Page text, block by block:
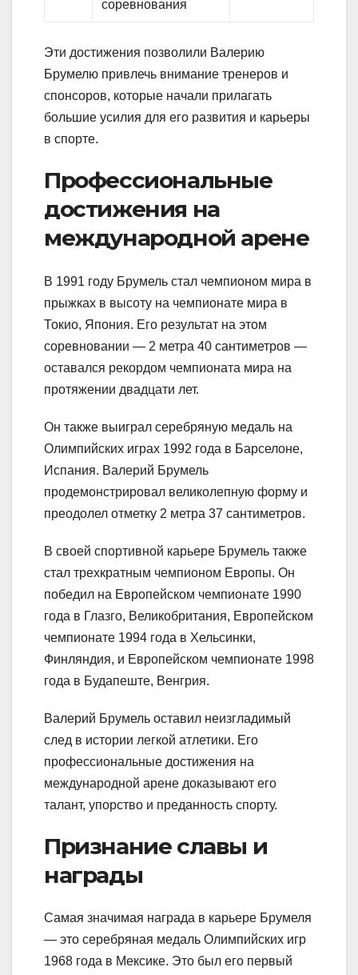
соревнования
Эти достижения позволили Валерию
Брумелю привлечь внимание тренеров и
спонсоров, которые начали прилагать
большие усилия для его развития и карьеры
в спорте.
Профессиональные
достижения на
международной арене
В 1991 году Брумель стал чемпионом мира в
прыжках в высоту на чемпионате мира в
Токио, Япония. Его результат на этом
соревновании — 2 метра 40 сантиметров —
оставался рекордом чемпионата мира на
протяжении двадцати лет.
Он также выиграл серебряную медаль на
Олимпийских играх 1992 года в Барселоне,
Испания. Валерий Брумель
продемонстрировал великолепную форму и
преодолел отметку 2 метра 37 сантиметров.
В своей спортивной карьере Брумель также
стал трехкратным чемпионом Европы. Он
победил на Европейском чемпионате 1990
года в Глазго, Великобритания, Европейском
чемпионате 1994 года в Хельсинки,
Финляндия, и Европейском чемпионате 1998
года в Будапеште, Венгрия.
Валерий Брумель оставил неизгладимый
след в истории легкой атлетики. Его
профессиональные достижения на
международной арене доказывают его
талант, упорство и преданность спорту.
Признание славы и
награды
Самая значимая награда в карьере Брумеля
— это серебряная медаль Олимпийских игр
1968 года в Мексике. Это был его первый